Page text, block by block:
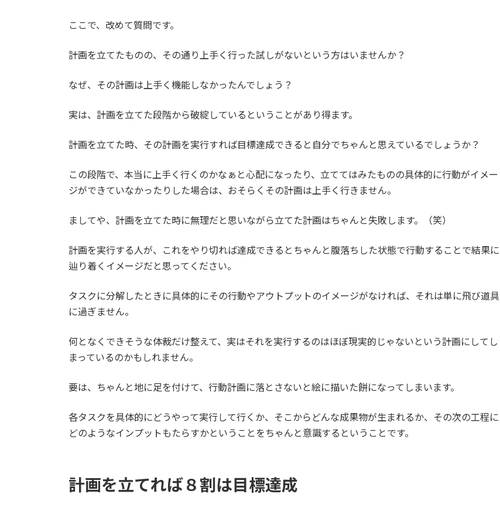
ここで、改めて質問です。
計画を立てたものの、その通り上手く行った試しがないという方はいませんか？
なぜ、その計画は上手く機能しなかったんでしょう？
実は、計画を立てた段階から破綻しているということがあり得ます。
計画を立てた時、その計画を実行すれば目標達成できると自分でちゃんと思えているでしょうか？
この段階で、本当に上手く行くのかなぁと心配になったり、立ててはみたものの具体的に行動がイメー
ジができていなかったりした場合は、おそらくその計画は上手く行きません。
ましてや、計画を立てた時に無理だと思いながら立てた計画はちゃんと失敗します。（笑）
計画を実行する人が、これをやり切れば達成できるとちゃんと腹落ちした状態で行動することで結果に
辿り着くイメージだと思ってください。
タスクに分解したときに具体的にその行動やアウトプットのイメージがなければ、それは単に飛び道具
に過ぎません。
何となくできそうな体裁だけ整えて、実はそれを実行するのはほぼ現実的じゃないという計画にしてし
まっているのかもしれません。
要は、ちゃんと地に足を付けて、行動計画に落とさないと絵に描いた餅になってしまいます。
各タスクを具体的にどうやって実行して行くか、そこからどんな成果物が生まれるか、その次の工程に
どのようなインプットもたらすかということをちゃんと意識するということです。
計画を立てれば８割は目標達成